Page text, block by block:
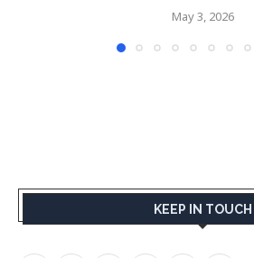
May 3, 2026
KEEP IN TOUCH